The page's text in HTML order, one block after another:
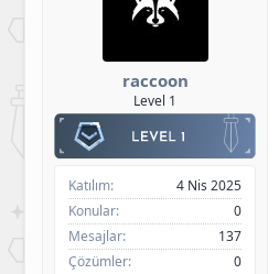
raccoon
Level 1
Katılım
4 Nis 2025
Konular
0
Mesajlar
137
Çözümler
0